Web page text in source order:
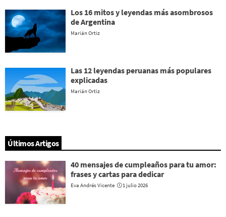
Los 16 mitos y leyendas más asombrosos
de Argentina
Marián Ortiz
Las 12 leyendas peruanas más populares
explicadas
Marián Ortiz
Últimos Artigos
40 mensajes de cumpleaños para tu amor:
frases y cartas para dedicar
Eva Andrés Vicente 1 julio 2026